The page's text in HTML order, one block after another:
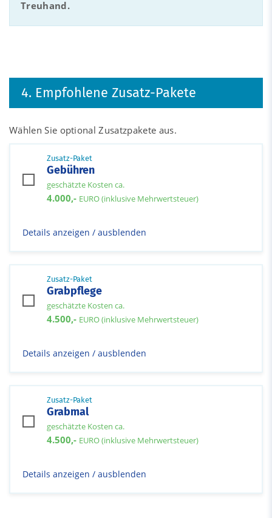
Treuhand.
4. Empfohlene Zusatz-Pakete
Wählen Sie optional Zusatzpakete aus.
Zusatz-Paket
Gebühren
geschätzte Kosten ca.
4.000,- EURO (inklusive Mehrwertsteuer)
Details anzeigen / ausblenden
Zusatz-Paket
Grabpflege
geschätzte Kosten ca.
4.500,- EURO (inklusive Mehrwertsteuer)
Details anzeigen / ausblenden
Zusatz-Paket
Grabmal
geschätzte Kosten ca.
4.500,- EURO (inklusive Mehrwertsteuer)
Details anzeigen / ausblenden